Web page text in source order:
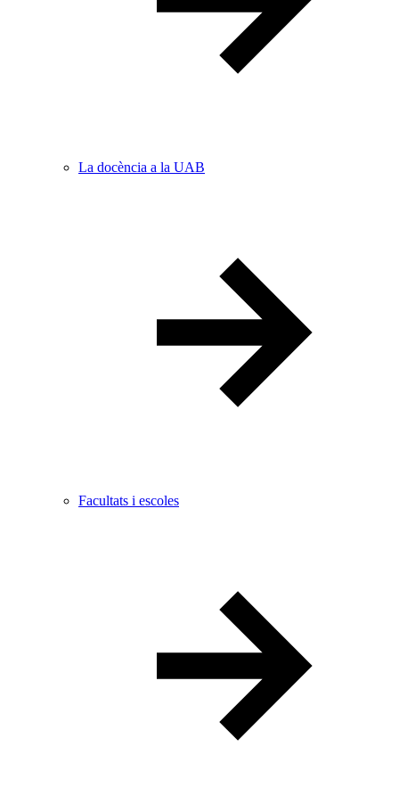
La docència a la UAB
Facultats i escoles